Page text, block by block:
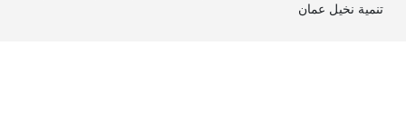
تنمية نخيل عمان